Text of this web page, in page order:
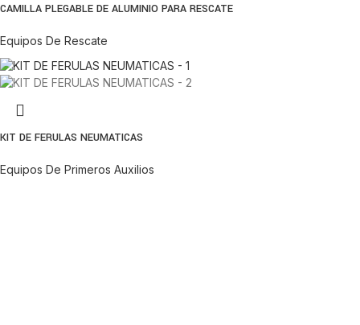
CAMILLA PLEGABLE DE ALUMINIO PARA RESCATE
Equipos De Rescate
KIT DE FERULAS NEUMATICAS
Equipos De Primeros Auxilios